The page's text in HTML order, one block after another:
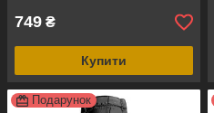
749 ₴
Купити
Подарунок